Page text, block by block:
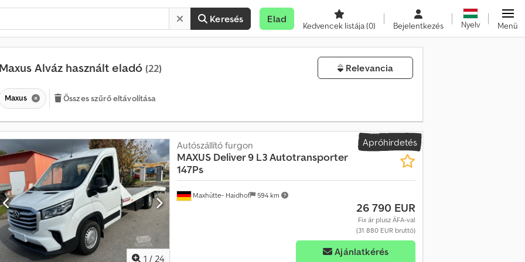
Keresés Elad
Kedvencek listája(0) Bejelentkezés Nyelv Menü
Maxus Alváz használt eladó (22) Relevancia
Maxus Összes szűrő eltávolítása
Apróhirdetés
1 / 24
Maxhütte- Haidhof 594 km
Autószállító furgon
MAXUS Deliver 9 L3 Autotransporter
147Ps
26 790 EUR
Fix ár plusz ÁFA-val
(31 880 EUR bruttó)
Ajánlatkérés
É
t
é